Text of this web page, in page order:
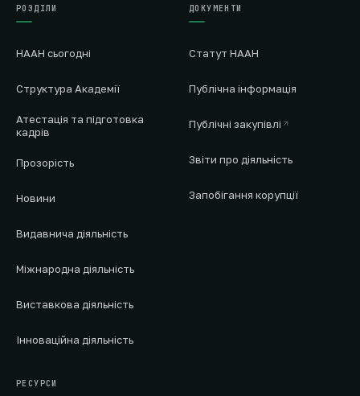
РОЗДІЛИ
НААН сьогодні
Структура Академії
Атестація та підготовка
кадрів
Прозорість
Новини
Видавнича діяльність
Міжнародна діяльність
Виставкова діяльність
Інноваційна діяльність
ДОКУМЕНТИ
Статут НААН
Публічна інформація
Публічні закупівлі
Звіти про діяльність
Запобігання корупції
РЕСУРСИ